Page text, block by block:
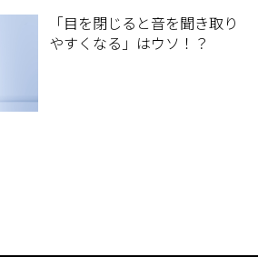
「目を閉じると音を聞き取り
やすくなる」はウソ！？